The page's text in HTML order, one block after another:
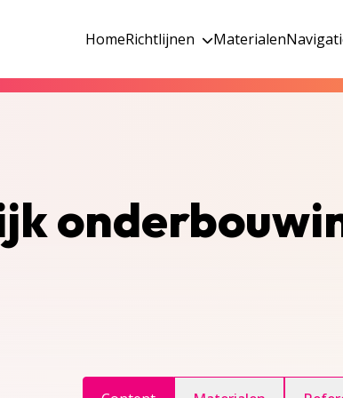
HomeRichtlijnen Materialen